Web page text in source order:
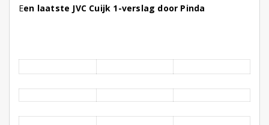
Een laatste JVC Cuijk 1-verslag door Pinda